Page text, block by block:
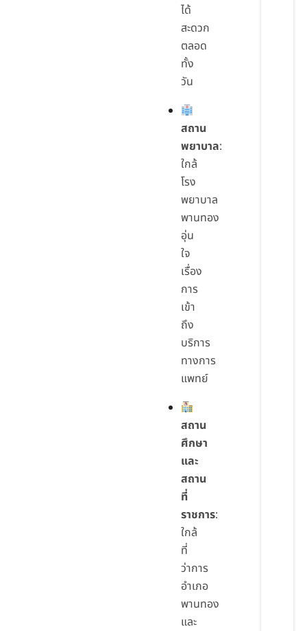
ได้
สะดวก
ตลอด
ทั้ง
วัน
สถาน
พยาบาล:
ใกล้
โรง
พยาบาล
พานทอง
อุ่น
ใจ
เรื่อง
การ
เข้า
ถึง
บริการ
ทางการ
แพทย์
สถาน
ศึกษา
และ
สถาน
ที่
ราชการ:
ใกล้
ที่
ว่าการ
อำเภอ
พานทอง
และ